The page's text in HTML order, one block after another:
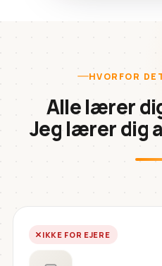
HVORFOR
Alle lærer
Jeg lærer dig
IKKE FOR EJERE